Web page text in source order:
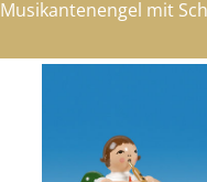
Musikantenengel mit